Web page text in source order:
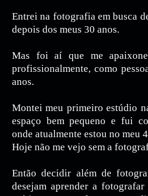
Entrei na fotografia em busca
depois dos meus 30 anos.
Mas foi aí que me
profissionalmente, como
anos.
Montei meu primeiro estúdio
espaço bem pequeno e fui
onde atualmente estou no meu
Hoje não me vejo sem a
Então decidir além de
desejam aprender a